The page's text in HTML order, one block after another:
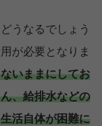
うなるでしょう
が必要となりま
いままにしてお
、給排水などの
活自体が困難に